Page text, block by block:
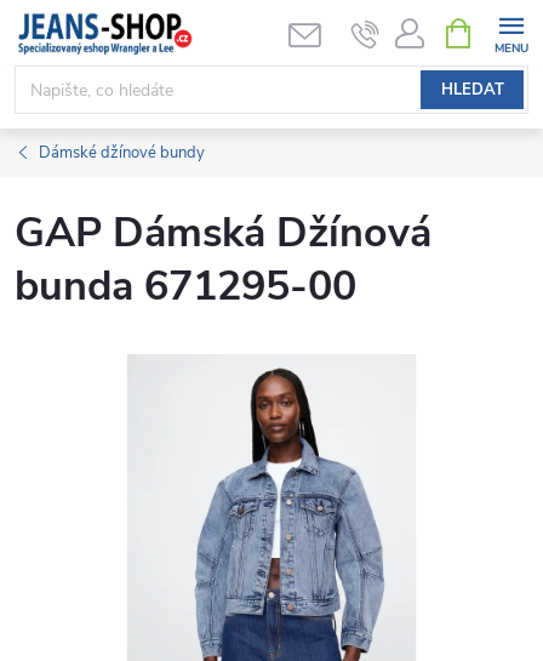
Přejít
obsah
HLEDAT
NÁKUPNÍ
KOŠÍK
Dámské džínové bundy
GAP Dámská Džínová
bunda 671295-00